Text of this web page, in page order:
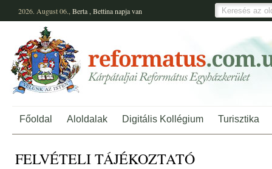
2026. August 06., Berta , Bettinanapja van
Főoldal Aloldalak Digitális Kollégium Turisztika
FELVÉTELI TÁJÉKOZTATÓ